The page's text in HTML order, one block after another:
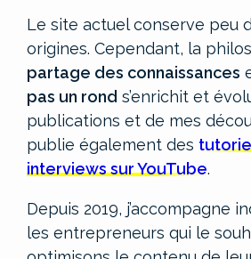
Le site actuel conserve peu
origines. Cependant, la
partage des connaissances
pas un rond s’enrichit et
publications et de mes
publie également des
interviews sur YouTube.
Depuis 2019, j’accompagne
les entrepreneurs qui le